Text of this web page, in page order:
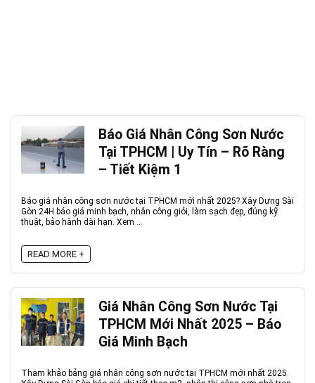
Báo Giá Nhân Công Sơn Nước
Tại TPHCM | Uy Tín – Rõ Ràng
– Tiết Kiệm 1
Báo giá nhân công sơn nước tại TPHCM mới nhất 2025? Xây Dựng Sài
Gòn 24H báo giá minh bạch, nhân công giỏi, làm sạch đẹp, đúng kỹ
thuật, bảo hành dài hạn. Xem ...
READ MORE +
Giá Nhân Công Sơn Nước Tại
TPHCM Mới Nhất 2025 – Báo
Giá Minh Bạch
Tham khảo bảng giá nhân công sơn nước tại TPHCM mới nhất 2025.